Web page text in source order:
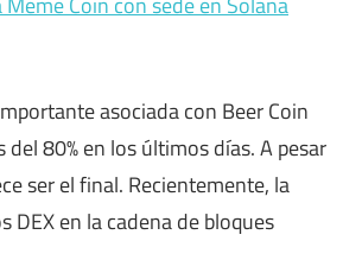
asociada con Beer Coin
80% en los últimos días. A pesar
ser el final. Recientemente, la
en la cadena de bloques